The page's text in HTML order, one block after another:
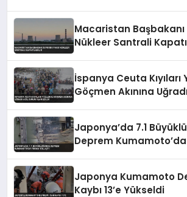
Macaristan
Nükleer Santrali
İspanya Ceuta Kıyıları
Göçmen Akınına
Japonya’da 7.1
Deprem Kumamoto’da
Japonya Kumamoto
Kaybı 13’e Yükseldi